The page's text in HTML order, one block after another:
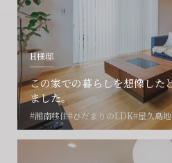
H様邸
この家での暮らしを想像した
ました。
#湘南移住#ひだまりのLDK#屋久島